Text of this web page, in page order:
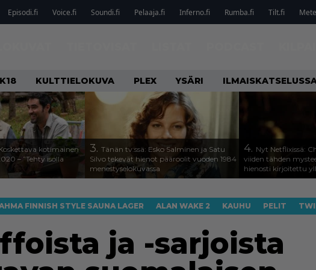
Episodi.fi Voice.fi Soundi.fi Pelaaja.fi Inferno.fi Rumba.fi Tilt.fi
K18 KULTTIELOKUVA PLEX YSÄRI
kotimainen
– ”Tehty isolla
3. Tänän tv:ssä: Esko Salminen ja Satu
Silvo tekevät hienot pääroolit vuoden 1984
menestyselokuvassa
4. Nyt Netflixissä:
viiden tähden
hienosti kirjoitettu
FINNISH STYLE SAUNA LAGER ALAN WAKE 2 KAUHU PELIT
ja -sarjoista